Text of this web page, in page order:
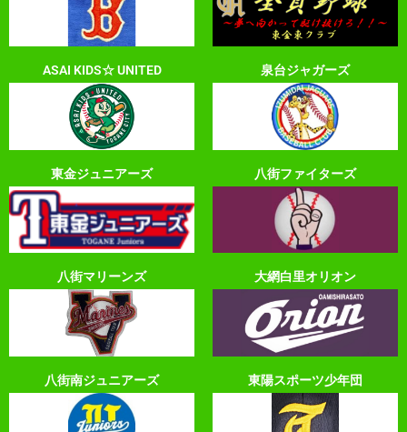
ASAI KIDS☆ UNITED 泉台ジャガーズ
東金ジュニアーズ 八街ファイターズ
八街マリーンズ 大網白里オリオン
八街南ジュニアーズ 東陽スポーツ少年団